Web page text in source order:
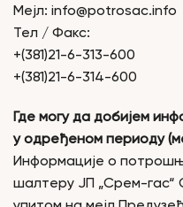
Мејл: info@potrosac.info
Тел / Факс:
+(381)21-6-313-600
+(381)21-6-314-600
Где могу да добијем
у одређеном периоду
Информације о
шалтеру ЈП „Срем-гас“